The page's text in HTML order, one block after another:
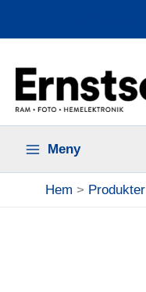
Meny
Hem Produkter